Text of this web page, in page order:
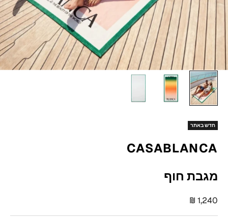
חדש באתר
CASABLANCA
מגבת חוף
מחיר מבצע
1,240 ₪